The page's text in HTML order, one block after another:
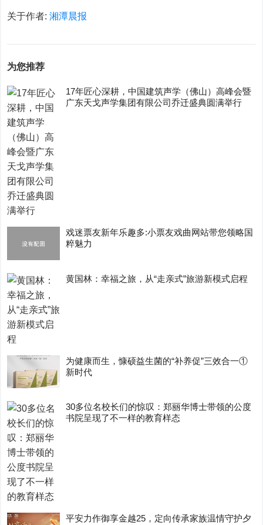
关于作者:湘潭晨报
为您推荐
17年匠心深耕，中国建筑声学（佛山）高峰会暨
广东天戈声学集团有限公司乔迁盛典圆满举行
戏迷票友新年乐趣多:小票友戏曲网站带您领略国
粹魅力
黄国林：幸福之旅，从“走亲式”旅游新模式启程
为健康而生，慷硕益生菌的“补养促”三效合一①
新时代
30多位名校长们的惊叹：郑丽华博士带领的公度
书院呈现了不一样的教育样态
平安力作御享金越25，定向传承家族温情守护夕